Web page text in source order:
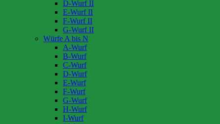
D-Wurf II
E-Wurf II
F-Wurf II
G-Wurf II
Würfe A bis N
A-Wurf
B-Wurf
C-Wurf
D-Wurf
E-Wurf
F-Wurf
G-Wurf
H-Wurf
I-Wurf